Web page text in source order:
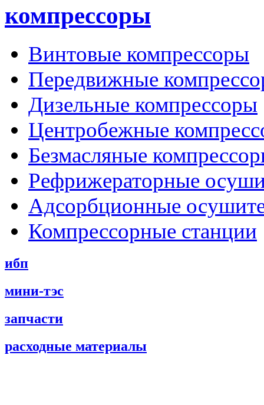
компрессоры
Винтовые компрессоры
Передвижные
Дизельные компрессоры
Центробежные
Безмасляные
Рефрижераторные
Адсорбционные
Компрессорные станции
ибп
мини-тэс
запчасти
расходные материалы